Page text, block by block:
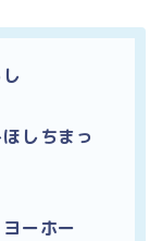
しちまっ
ーホー